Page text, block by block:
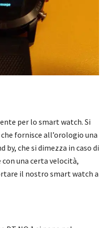
per lo smart watch. Si
fornisce all’orologio una
by, che si dimezza in caso di
una certa velocità,
il nostro smart watch a